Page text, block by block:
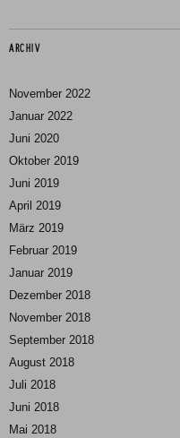
ARCHIV
November 2022
Januar 2022
Juni 2020
Oktober 2019
Juni 2019
April 2019
März 2019
Februar 2019
Januar 2019
Dezember 2018
November 2018
September 2018
August 2018
Juli 2018
Juni 2018
Mai 2018